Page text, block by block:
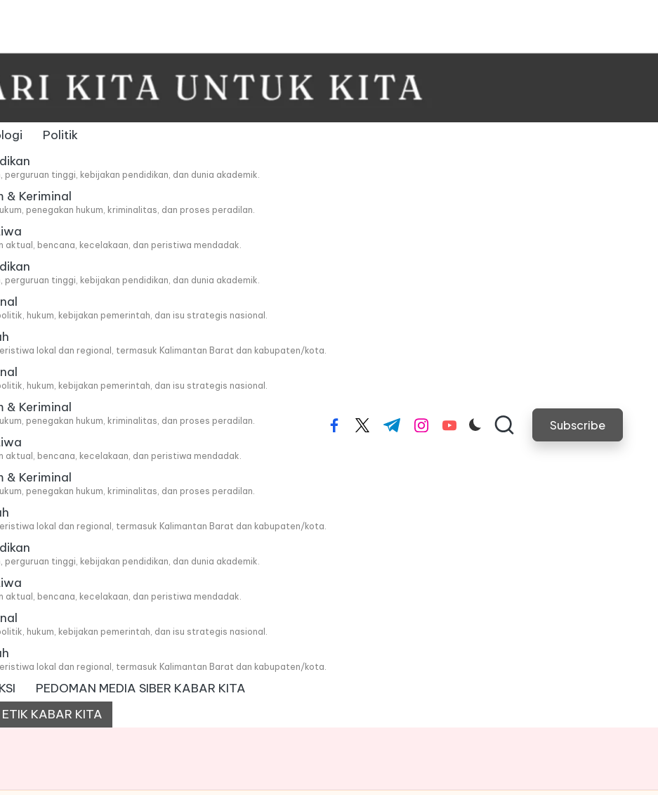
Politik
perguruan tinggi, kebijakan pendidikan, dan dunia akademik.
& Keriminal
penegakan hukum, kriminalitas, dan proses peradilan.
aktual, bencana, kecelakaan, dan peristiwa mendadak.
perguruan tinggi, kebijakan pendidikan, dan dunia akademik.
hukum, kebijakan pemerintah, dan isu strategis nasional.
lokal dan regional, termasuk Kalimantan Barat dan kabupaten/kota.
hukum, kebijakan pemerintah, dan isu strategis nasional.
& Keriminal
penegakan hukum, kriminalitas, dan proses peradilan.
aktual, bencana, kecelakaan, dan peristiwa mendadak.
& Keriminal
penegakan hukum, kriminalitas, dan proses peradilan.
lokal dan regional, termasuk Kalimantan Barat dan kabupaten/kota.
perguruan tinggi, kebijakan pendidikan, dan dunia akademik.
aktual, bencana, kecelakaan, dan peristiwa mendadak.
hukum, kebijakan pemerintah, dan isu strategis nasional.
lokal dan regional, termasuk Kalimantan Barat dan kabupaten/kota.
PEDOMAN MEDIA SIBER KABAR KITA
ETIK KABAR KITA
facebook.com
twitter.com
t.me instagram.com
youtube.com Subscribe